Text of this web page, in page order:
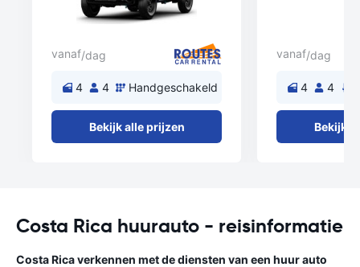
vanaf/dag
4 4 Handgeschakeld
Bekijk alle prijzen
vanaf/dag
4 4
Bekijk
Costa Rica huurauto - reisinformatie
Costa Rica verkennen met de diensten van een huur auto